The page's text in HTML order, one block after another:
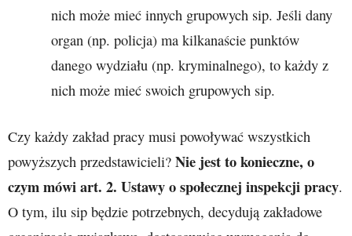
nich może mieć innych grupowych sip. Jeśli dany
organ (np. policja) ma kilkanaście punktów
danego wydziału (np. kryminalnego), to każdy z
nich może mieć swoich grupowych sip.
Czy każdy zakład pracy musi powoływać wszystkich
powyższych przedstawicieli? Nie jest to konieczne, o
czym mówi art. 2. Ustawy o społecznej inspekcji pracy.
O tym, ilu sip będzie potrzebnych, decydują zakładowe